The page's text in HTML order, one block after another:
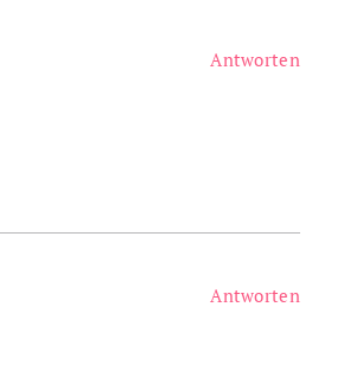
Antworten
Antworten